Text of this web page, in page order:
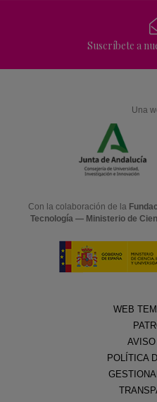
Suscríbete a
Una
Con la colaboración de la
Tecnología — Ministerio de
WEB
AVISO
POLÍTICA